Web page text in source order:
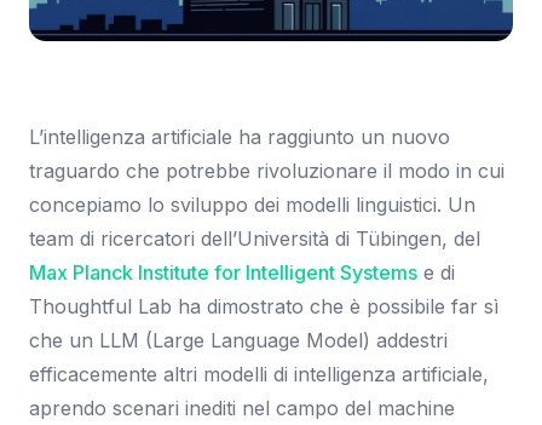
L’intelligenza artificiale ha raggiunto un nuovo
traguardo che potrebbe rivoluzionare il modo in cui
concepiamo lo sviluppo dei modelli linguistici. Un
team di ricercatori dell’Università di Tübingen, del
Max Planck Institute for Intelligent Systems e di
Thoughtful Lab ha dimostrato che è possibile far sì
che un LLM (Large Language Model) addestri
efficacemente altri modelli di intelligenza artificiale,
aprendo scenari inediti nel campo del machine